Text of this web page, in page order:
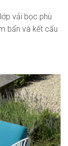
vải bọc phù
bẩn và kết cấu